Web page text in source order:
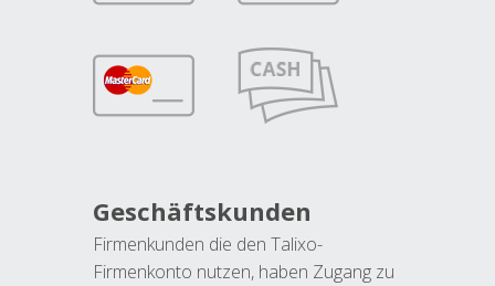
Geschäftskunden
Firmenkunden die den Talixo-
Firmenkonto nutzen, haben Zugang zu